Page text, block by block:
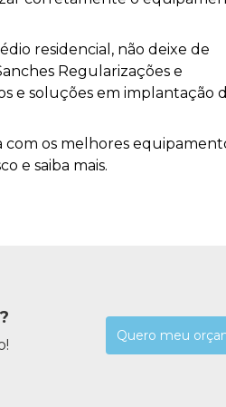
residencial, não deixe de
Regularizações e
e soluções em implantação
os melhores
e saiba mais.
Quero meu